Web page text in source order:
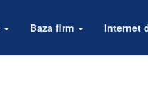
Baza firm Internet